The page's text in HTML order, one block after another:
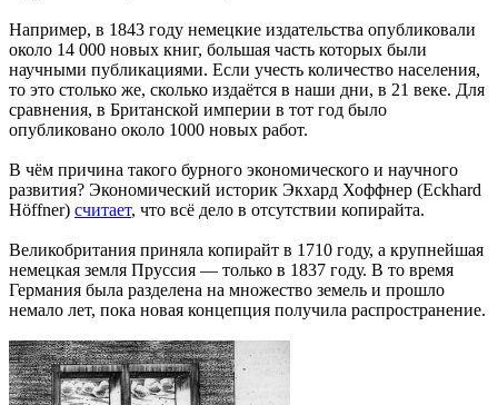
Например, в 1843 году немецкие издательства опубликовали
около 14 000 новых книг, большая часть которых были
научными публикациями. Если учесть количество населения,
то это столько же, сколько издаётся в наши дни, в 21 веке. Для
сравнения, в Британской империи в тот год было
опубликовано около 1000 новых работ.
В чём причина такого бурного экономического и научного
развития? Экономический историк Экхард Хоффнер (Eckhard
Höffner) считает, что всё дело в отсутствии копирайта.
Великобритания приняла копирайт в 1710 году, а крупнейшая
немецкая земля Пруссия — только в 1837 году. В то время
Германия была разделена на множество земель и прошло
немало лет, пока новая концепция получила распространение.